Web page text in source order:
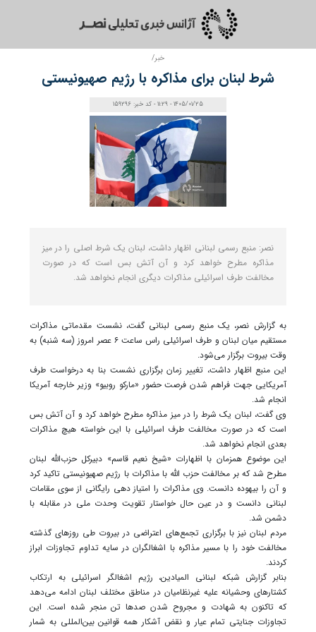
خبر/
شرط لبنان برای مذاکره با رژیم صهیونیستی
1405/01/25 - 11:29 - کد خبر: 159296
نصر: منبع رسمی لبنانی اظهار داشت، لبنان یک شرط اصلی را در میز
مذاکره مطرح خواهد کرد و آن آتش بس است که در صورت
مخالفت طرف اسرائیلی مذاکرات دیگری انجام نخواهد شد.
به گزارش نصر، یک منبع رسمی لبنانی گفت، نشست مقدماتی مذاکرات
مستقیم میان لبنان و طرف اسرائیلی راس ساعت ۶ عصر امروز (سه شنبه) به
وقت بیروت برگزار می‌شود.
این منبع اظهار داشت، تغییر زمان برگزاری نشست بنا به درخواست طرف
آمریکایی جهت فراهم شدن فرصت حضور «مارکو روبیو» وزیر خارجه آمریکا
انجام شد.
وی گفت، لبنان یک شرط را در میز مذاکره مطرح خواهد کرد و آن آتش بس
است که در صورت مخالفت طرف اسرائیلی با این خواسته هیچ مذاکرات
بعدی انجام نخواهد شد.
این موضوع همزمان با اظهارات «شیخ نعیم قاسم» دبیرکل حزب‌الله لبنان
مطرح شد که بر مخالفت حزب الله با مذاکرات با رژیم صهیونیستی تاکید کرد
و آن را بیهوده دانست. وی مذاکرات را امتیاز دهی رایگانی از سوی مقامات
لبنانی دانست و در عین حال خواستار تقویت وحدت ملی در مقابله با
دشمن شد.
مردم لبنان نیز با برگزاری تجمع‌های اعتراضی در بیروت طی روزهای گذشته
مخالفت خود را با مسیر مذاکره با اشغالگران در سایه تداوم تجاوزات ابراز
کردند.
بنابر گزارش شبکه لبنانی المیادین، رژیم اشغالگر اسرائیلی به ارتکاب
کشتارهای وحشیانه علیه غیرنظامیان در مناطق مختلف لبنان ادامه می‌دهد
که تاکنون به شهادت و مجروح شدن صدها تن منجر شده است. این
تجاوزات جنایتی تمام عیار و نقض آشکار همه قوانین بین‌المللی به شمار